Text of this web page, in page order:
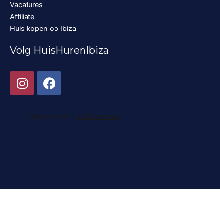
Vacatures
Affiliate
Huis kopen op Ibiza
Volg HuisHurenIbiza
I
n
t
F
a
e